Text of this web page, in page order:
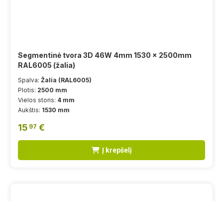
Segmentinė tvora 3D 46W 4mm 1530 x 2500mm
RAL6005 (žalia)
Spalva: Žalia (RAL6005)
Plotis: 2500 mm
Vielos storis: 4 mm
Aukštis: 1530 mm
15 97 €
Į krepšelį